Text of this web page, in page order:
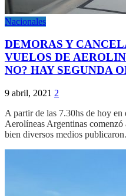
Nacionales
DEMORAS Y
VUELOS DE
NO? HAY SEGUNDA
9 abril, 2021 2
A partir de las 7.30hs de hoy
Aerolíneas Argentinas
bien diversos medios